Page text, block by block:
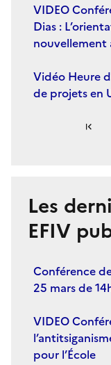
VIDEO
Dias :
nouvellement
Vidéo Heure
de projets en
Les
EFIV
Conférence
25 mars de
VIDEO
l’antitsiganisme : enjeux historiques
pour l’École